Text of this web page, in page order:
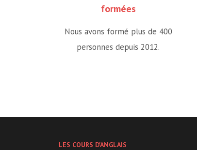
formées
Nous avons formé plus de 400
personnes depuis 2012.
LES COURS D'ANGLAIS